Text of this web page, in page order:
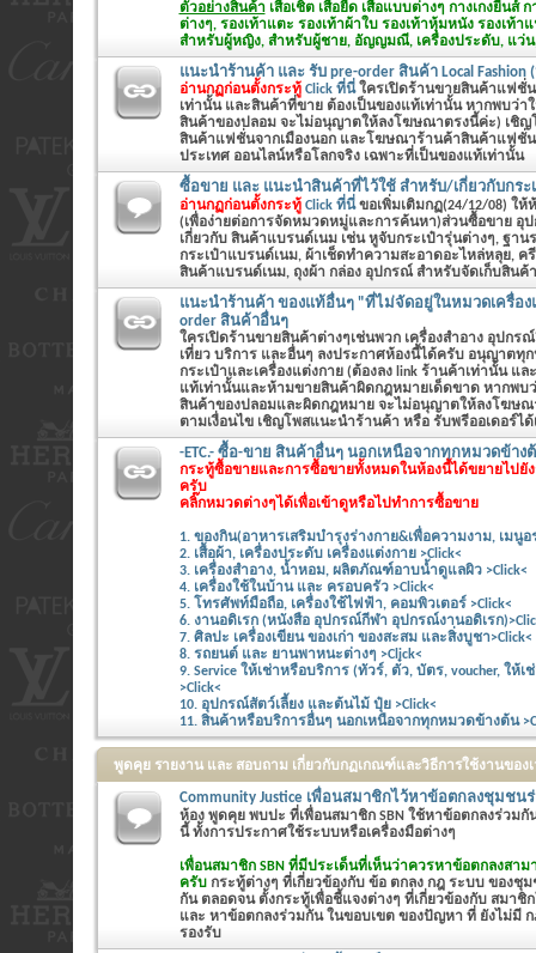
ตัวอย่างสินค้าเสื้อเชิ้ต เสื้อยืด เสื้อแบบต่างๆ กางเกงยีนส์ ก
ต่างๆ, รองเท้าแตะ รองเท้าผ้าใบ รองเท้าหุ้มหนัง รองเท้
สำหรับผู้หญิง, สำหรับผู้ชาย, อัญญมณี, เครื่องประดับ, แว่
แนะนำร้านค้า และ รับ pre-order สินค้า Local
อ่านกฏก่อนตั้งกระทู้ Click ที่นี่ ใครเปิดร้านขายสินค้าแฟชั่
เท่านั้น และสินค้าที่ขาย ต้องเป็นของแท้เท่านั้น หากพบว่า
สินค้าของปลอม จะไม่อนุญาตให้ลงโฆษณาตรงนี้ค่ะ) เชิญ
สินค้าแฟชั่นจากเมืองนอก และโฆษณาร้านค้าสินค้าแฟชั่น
ประเทศ ออนไลน์หรือโลกจริง เฉพาะที่เป็นของแท้เท่านั้น
ซื้อขาย และ แนะนำสินค้าที่ไว้ใช้ สำหรับ/เกี่ยวกับกระ
อ่านกฏก่อนตั้งกระทู้ Click ที่นี่ ขอเพิ่มเติมกฏ(24/12/08) ใ
(เพื่อง่ายต่อการจัดหมวดหมู่และการค้นหา)ส่วนซื้อขาย อุ
เกี่ยวกับ สินค้าแบรนด์เนม เช่น หูจับกระเป๋ารุ่นต่างๆ, ฐา
กระเป๋าแบรนด์เนม, ผ้าเช็ดทำความสะอาดอะไหล่หลุย, ค
สินค้าแบรนด์เนม, ถุงผ้า กล่อง อุปกรณ์ สำหรับจัดเก็บสินค้
แนะนำร้านค้า ของแท้อื่นๆ "ที่ไม่จัดอยู่ในหมวดเครื่อง
order สินค้าอื่นๆ
ใครเปิดร้านขายสินค้าต่างๆเช่นพวก เครื่องสำอาง อุปกร
เที่ยว บริการ และอื่นๆ ลงประกาศห้องนี้ได้ครับ อนุญาตทุ
กระเป๋าและเครื่องแต่งกาย (ต้องลง link ร้านค้าเท่านั้น แ
แท้เท่านั้นและห้ามขายสินค้าผิดกฎหมายเด็ดขาด หากพบ
สินค้าของปลอมและผิดกฎหมาย จะไม่อนุญาตให้ลงโฆษณ
ตามเงื่อนไข เชิญโพสแนะนำร้านค้า หรือ รับพรีออเดอร์ได้
-ETC.- ซื้อ-ขาย สินค้าอื่นๆ นอกเหนือจากทุกหมวดข้าง
กระทู้ซื้อขายและการซื้อขายทั้งหมดในห้องนี้ได้ขยายไปยัง
ครับ
คลิ๊กหมวดต่างๆได้เพื่อเข้าดูหรือไปทำการซื้อขาย
1. ของกิน(อาหารเสริมบำรุงร่างกาย&เพื่อความงาม, เมนูอ
2. เสื้อผ้า, เครื่องประดับ เครื่องแต่งกาย >Click<
3. เครื่องสำอาง, น้ำหอม, ผลิตภัณฑ์อาบน้ำดูแลผิว >Click<
4. เครื่องใช้ในบ้าน และ ครอบครัว >Click<
5. โทรศัพท์มือถือ, เครื่องใช้ไฟฟ้า, คอมพิวเตอร์ >Click<
6. งานอดิเรก (หนังสือ อุปกรณ์กีฬา อุปกรณ์งานอดิเรก
7. ศิลปะ เครื่องเขียน ของเก่า ของสะสม และสิ่งบูชา>Click<
8. รถยนต์ และ ยานพาหนะต่างๆ >Click<
9. Service ให้เช่าหรือบริการ (ทัวร์, ตั๋ว, บัตร, voucher, ให้
>Click<
10. อุปกรณ์สัตว์เลี้ยง และต้นไม้ ปุ๋ย >Click<
11. สินค้าหรือบริการอื่นๆ นอกเหนือจากทุกหมวดข้างต้น
พูดคุย รายงาน และ สอบถาม เกี่ยวกับกฏเกณฑ์และวิธีการใช้งานของ
Community Justice เพื่อนสมาชิกไว้หาข้อตกลงชุมชน
ห้อง พูดคุย พบปะ ที่เพื่อนสมาชิก SBN ใช้หาข้อตกลงร่วม
นี้ ทั้งการประกาศใช้ระบบหรือเครื่องมือต่างๆ
เพื่อนสมาชิก SBN ที่มีประเด็นที่เห็นว่าควรหาข้อตกลงสาม
ครับกระทู้ต่างๆ ที่เกี่ยวข้องกับ ข้อ ตกลง กฎ ระบบ ของชุ
กัน ตลอดจน ตั้งกระทู้เพื่อชี้แจงต่างๆ ที่เกี่ยวข้องกับ สมาชิก
และ หาข้อตกลงร่วมกัน ในขอบเขต ของปัญหา ที่ ยังไม่มี
รองรับ